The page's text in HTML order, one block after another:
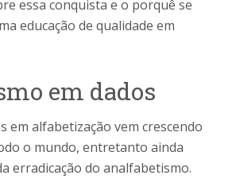
essa conquista e o porquê se
educação de qualidade em
em dados
em alfabetização vem crescendo
o mundo, entretanto ainda
erradicação do analfabetismo.